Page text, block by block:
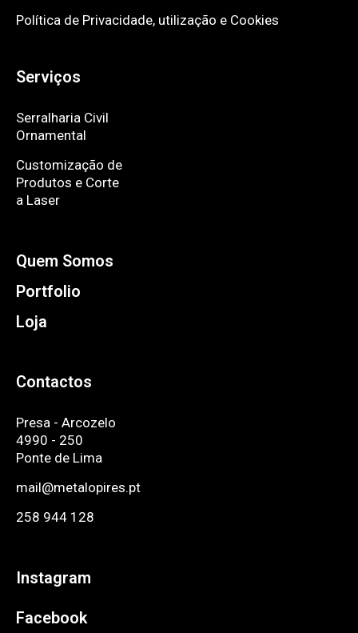
Política de Privacidade, utilização e Cookies
Serviços
Serralharia Civil
Ornamental
Customização de
Produtos e Corte
a Laser
Quem Somos
Portfolio
Loja
Contactos
Presa - Arcozelo
4990 - 250
Ponte de Lima
mail@metalopires.pt
258 944 128
Instagram
Facebook